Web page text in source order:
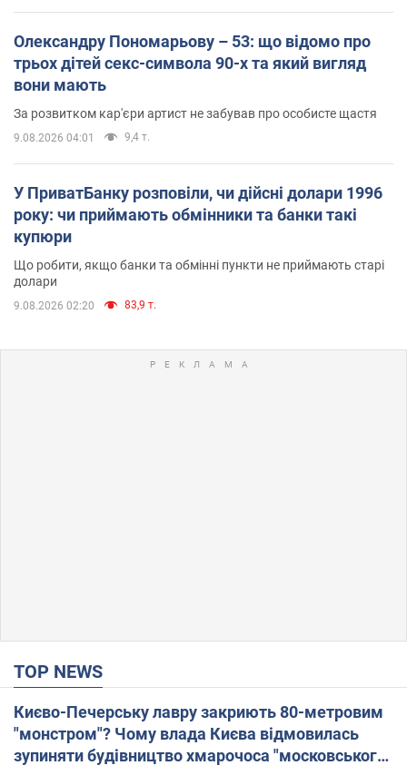
Олександру Пономарьову – 53: що відомо про
трьох дітей секс-символа 90-х та який вигляд
вони мають
За розвитком кар'єри артист не забував про особисте щастя
9.08.2026 04:01 9,4 т.
У ПриватБанку розповіли, чи дійсні долари 1996
року: чи приймають обмінники та банки такі
купюри
Що робити, якщо банки та обмінні пункти не приймають старі
долари
9.08.2026 02:20 83,9 т.
TOP NEWS
Києво-Печерську лавру закриють 80-метровим
"монстром"? Чому влада Києва відмовилась
зупиняти будівництво хмарочоса "московського